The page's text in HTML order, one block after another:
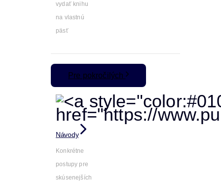
vydať knihu
na vlastnú
päsť
Pre pokročilých
Návody
Konkrétne
postupy pre
skúsenejších